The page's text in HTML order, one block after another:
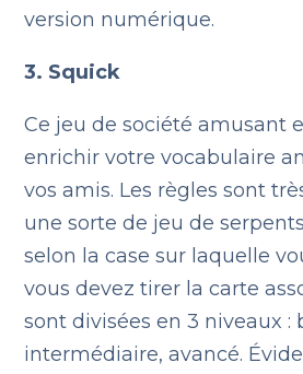
version numérique.
3. Squick
Ce jeu de société amusant
enrichir votre vocabulaire
vos amis. Les règles sont
une sorte de jeu de
selon la case sur laquelle
vous devez tirer la carte
sont divisées en 3 niveaux :
intermédiaire, avancé.